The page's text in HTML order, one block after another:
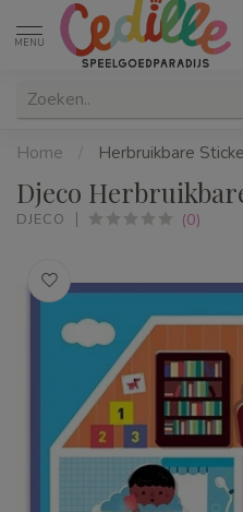
MENU
Home / Herbruikbare
Djeco
DJECO (0)